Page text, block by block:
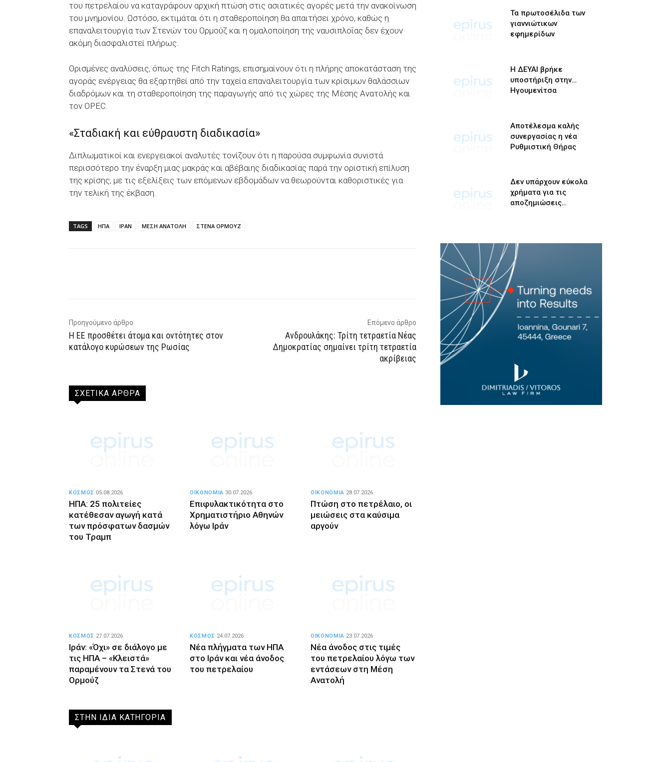
του πετρελαίου να καταγράφουν αρχική πτώση στις ασιατικές αγορές μετά την ανακοίνωση
του μνημονίου. Ωστόσο, εκτιμάται ότι η σταθεροποίηση θα απαιτήσει χρόνο, καθώς η
επαναλειτουργία των Στενών του Ορμούζ και η ομαλοποίηση της ναυσιπλοΐας δεν έχουν
ακόμη διασφαλιστεί πλήρως.
Ορισμένες αναλύσεις, όπως της Fitch Ratings, επισημαίνουν ότι η πλήρης αποκατάσταση της
αγοράς ενέργειας θα εξαρτηθεί από την ταχεία επαναλειτουργία των κρίσιμων θαλάσσιων
διαδρόμων και τη σταθεροποίηση της παραγωγής από τις χώρες της Μέσης Ανατολής και
τον OPEC.
«Σταδιακή και εύθραυστη διαδικασία»
Διπλωματικοί και ενεργειακοί αναλυτές τονίζουν ότι η παρούσα συμφωνία συνιστά
περισσότερο την έναρξη μιας μακράς και αβέβαιης διαδικασίας παρά την οριστική επίλυση
της κρίσης, με τις εξελίξεις των επόμενων εβδομάδων να θεωρούνται καθοριστικές για
την τελική της έκβαση.
TAGS ΗΠΑ ΙΡΑΝ ΜΕΣΗ ΑΝΑΤΟΛΗ ΣΤΕΝΑ ΟΡΜΟΥΖ
Προηγούμενο άρθρο
Η ΕΕ προσθέτει άτομα και οντότητες στον
κατάλογο κυρώσεων της Ρωσίας
Επόμενο άρθρο
Ανδρουλάκης: Τρίτη τετραετία Νέας
Δημοκρατίας σημαίνει τρίτη τετραετία
ακρίβειας
ΣΧΕΤΙΚΑ ΑΡΘΡΑ
ΗΠΑ: 25 πολιτείες
κατέθεσαν αγωγή κατά
των πρόσφατων δασμών
του Τραμπ
ΚΟΣΜΟΣ 05.08.2026
Επιφυλακτικότητα στο
Χρηματιστήριο Αθηνών
λόγω Ιράν
ΟΙΚΟΝΟΜΙΑ 30.07.2026
Πτώση στο πετρέλαιο, οι
μειώσεις στα καύσιμα
αργούν
ΟΙΚΟΝΟΜΙΑ 28.07.2026
Ιράν: «Όχι» σε διάλογο με
τις ΗΠΑ – «Κλειστά»
παραμένουν τα Στενά του
Ορμούζ
ΚΟΣΜΟΣ 27.07.2026
Νέα πλήγματα των ΗΠΑ
στο Ιράν και νέα άνοδος
του πετρελαίου
ΚΟΣΜΟΣ 24.07.2026
Νέα άνοδος στις τιμές
του πετρελαίου λόγω των
εντάσεων στη Μέση
Ανατολή
ΟΙΚΟΝΟΜΙΑ 23.07.2026
ΣΤΗΝ ΙΔΙΑ ΚΑΤΗΓΟΡΙΑ
Τα πρωτοσέλιδα των
γιαννιώτικων
εφημερίδων
Η ΔΕΥΑΙ βρήκε
υποστήριξη στην…
Ηγουμενίτσα
Αποτέλεσμα καλής
συνεργασίας η νέα
Ρυθμιστική Θήρας
Δεν υπάρχουν εύκολα
χρήματα για τις
αποζημιώσεις…